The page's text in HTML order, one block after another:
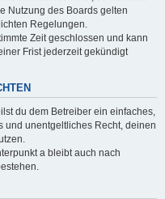
Nutzung des Boards gelten
Regelungen.
Zeit geschlossen und kann
Frist jederzeit gekündigt
du dem Betreiber ein einfaches,
und unentgeltliches Recht, deinen
a bleibt auch nach